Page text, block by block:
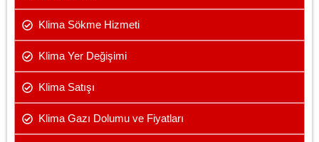
Klima Sökme Hizmeti
Klima Yer Değişimi
Klima Satışı
Klima Gazı Dolumu ve Fiyatları